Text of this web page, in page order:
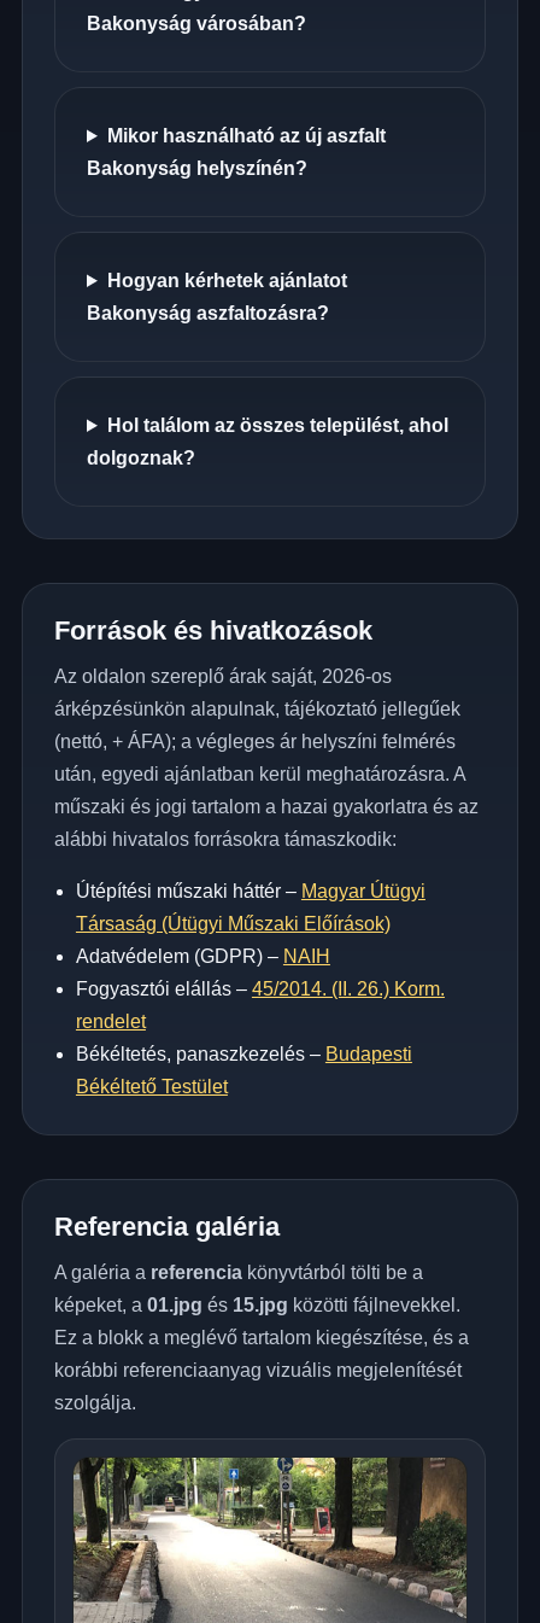
Bakonyság városában?
Mikor használható az új aszfalt
Bakonyság helyszínén?
Hogyan kérhetek ajánlatot
Bakonyság aszfaltozásra?
Hol találom az összes települést, ahol
dolgoznak?
Források és hivatkozások
Az oldalon szereplő árak saját, 2026-os
árképzésünkön alapulnak, tájékoztató jellegűek
(nettó, + ÁFA); a végleges ár helyszíni felmérés
után, egyedi ajánlatban kerül meghatározásra. A
műszaki és jogi tartalom a hazai gyakorlatra és az
alábbi hivatalos forrásokra támaszkodik:
Útépítési műszaki háttér – Magyar Útügyi
Társaság (Útügyi Műszaki Előírások)
Adatvédelem (GDPR) – NAIH
Fogyasztói elállás – 45/2014. (II. 26.) Korm.
rendelet
Békéltetés, panaszkezelés – Budapesti
Békéltető Testület
Referencia galéria
A galéria a referenciakönyvtárból tölti be a
képeket, a 01.jpg és 15.jpg közötti fájlnevekkel.
Ez a blokk a meglévő tartalom kiegészítése, és a
korábbi referenciaanyag vizuális megjelenítését
szolgálja.